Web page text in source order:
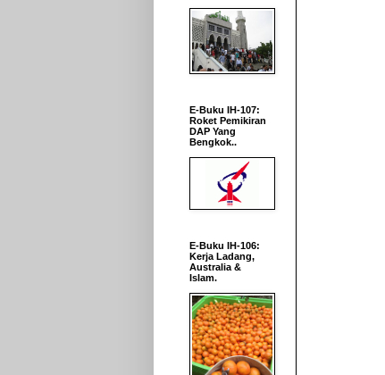
E-Buku IH-107:
Roket Pemikiran
DAP Yang
Bengkok..
E-Buku IH-106:
Kerja Ladang,
Australia &
Islam.